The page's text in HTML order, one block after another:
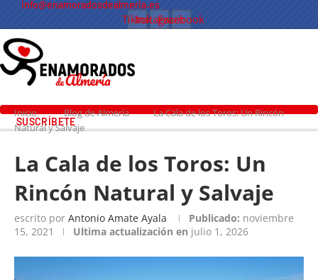
info@enamoradosdealmeria.es
Tiktok
Instagram
Facebook
SUSCRÍBETE
Inicio Blog de Almería
La Cala de los Toros: Un Rincón
Natural y Salvaje
La Cala de los Toros: Un
Rincón Natural y Salvaje
escrito por Antonio Amate Ayala Publicado: noviembre
15, 2021
Ultima actualización en julio 1, 2026